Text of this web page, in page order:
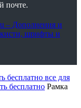
почте.
– Дополнения и
шрифты и
бесплатно все для
бесплатно Рамка